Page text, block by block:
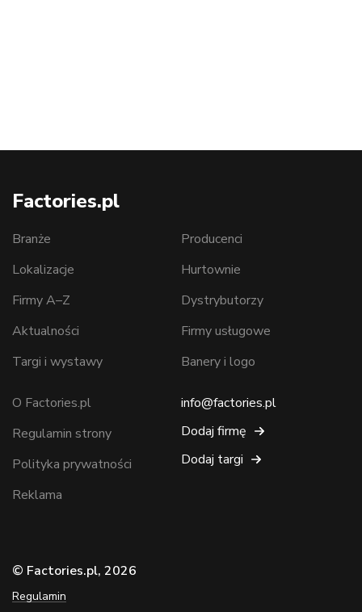
Factories.pl
Branże
Lokalizacje
Firmy A–Z
Aktualności
Targi i wystawy
Producenci
Hurtownie
Dystrybutorzy
Firmy usługowe
Banery i logo
O Factories.pl
Regulamin strony
Polityka prywatności
Reklama
info@factories.pl
Dodaj firmę
Dodaj targi
© Factories.pl, 2026
Regulamin